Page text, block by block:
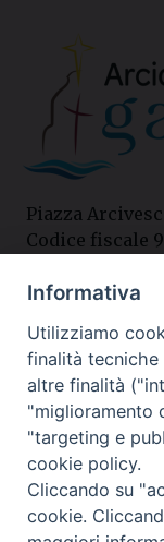
Piazza
Codice fiscale
Contatti
Curia
Tel.
Palazzo De Vio
Tel.
Informativa
Utilizziamo
finalità tecniche
altre finalità
"miglioramento
"targeting e
cookie policy.
Cliccando su
cookie.